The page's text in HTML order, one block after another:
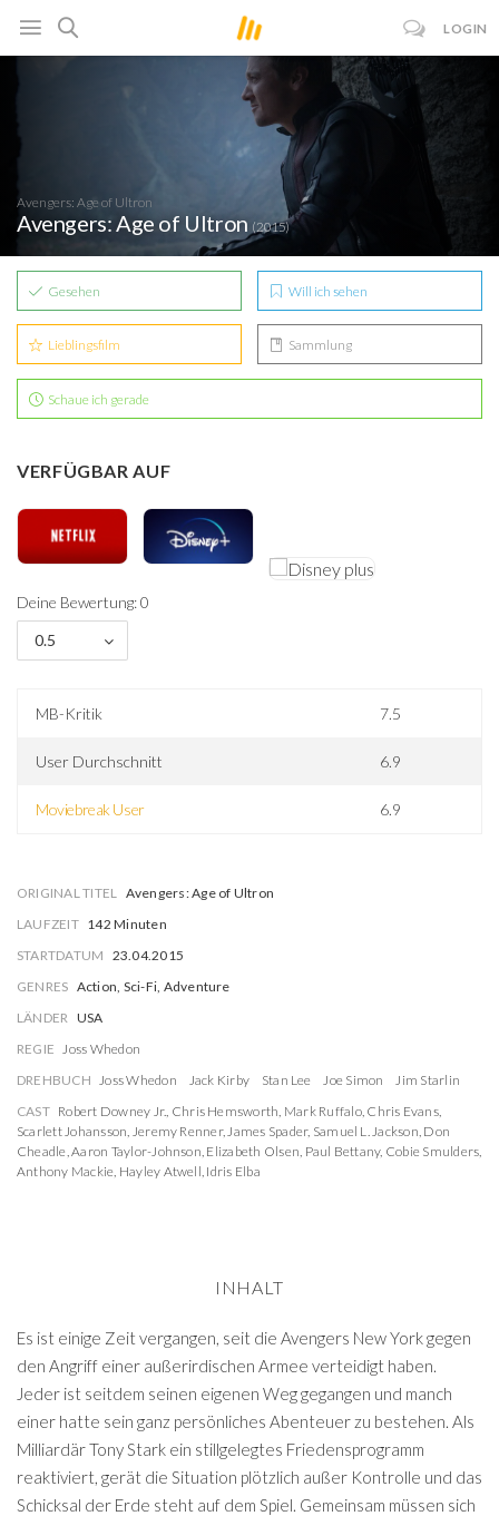
LOGIN
Avengers: Age of Ultron
Avengers: Age of Ultron (2015)
Gesehen Will ich sehen
Lieblingsfilm Sammlung
Schaue ich gerade
VERFÜGBAR AUF
Deine Bewertung: 0
0.5
MB-Kritik 7.5
User Durchschnitt 6.9
Moviebreak User 6.9
ORIGINAL TITEL Avengers: Age of Ultron
LAUFZEIT 142 Minuten
STARTDATUM 23.04.2015
GENRES Action, Sci-Fi, Adventure
LÄNDER USA
REGIE Joss Whedon
DREHBUCH Joss Whedon Jack Kirby Stan Lee Joe Simon
Jim Starlin
CAST Robert Downey Jr., Chris Hemsworth, Mark Ruffalo, Chris Evans,
Scarlett Johansson, Jeremy Renner,James Spader, Samuel L. Jackson, Don
Cheadle,Aaron Taylor-Johnson, Elizabeth Olsen, Paul Bettany, Cobie Smulders,
Anthony Mackie, Hayley Atwell, Idris Elba
INHALT
Es ist einige Zeit vergangen, seit die Avengers New York gegen
den Angriff einer außerirdischen Armee verteidigt haben.
Jeder ist seitdem seinen eigenen Weg gegangen und manch
einer hatte sein ganz persönliches Abenteuer zu bestehen. Als
Milliardär Tony Stark ein stillgelegtes Friedensprogramm
reaktiviert, gerät die Situation plötzlich außer Kontrolle und das
Schicksal der Erde steht auf dem Spiel. Gemeinsam müssen sich